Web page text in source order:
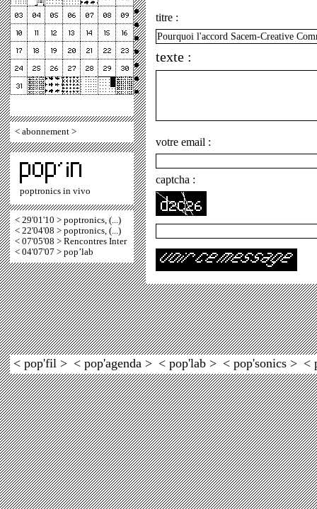
< abonnement >
poptronics in vivo
< 29'01'10 > poptronics, (...)
< 22'04'08 > poptronics, (...)
< 07'05'08 > Rencontres Inter
< 04'07'07 > pop’lab
titre :
texte :
votre email :
captcha :
< pop'fil > < pop'agenda > < pop'lab > < pop'sonics > <